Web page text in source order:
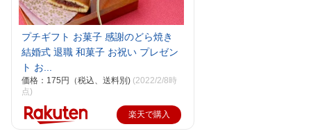
プチギフト お菓子 感謝のどら焼き
結婚式 退職 和菓子 お祝い プレゼン
ト お...
価格：175円（税込、送料別) (2022/2/8時
点)
楽天で購入